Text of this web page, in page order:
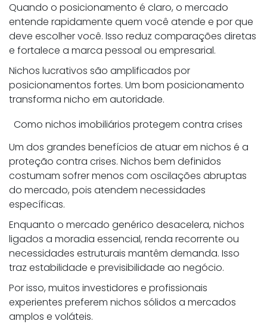
Quando o posicionamento é claro, o mercado
entende rapidamente quem você atende e por que
deve escolher você. Isso reduz comparações diretas
e fortalece a marca pessoal ou empresarial.
Nichos lucrativos são amplificados por
posicionamentos fortes. Um bom posicionamento
transforma nicho em autoridade.
Como nichos imobiliários protegem contra crises
Um dos grandes benefícios de atuar em nichos é a
proteção contra crises. Nichos bem definidos
costumam sofrer menos com oscilações abruptas
do mercado, pois atendem necessidades
específicas.
Enquanto o mercado genérico desacelera, nichos
ligados a moradia essencial, renda recorrente ou
necessidades estruturais mantêm demanda. Isso
traz estabilidade e previsibilidade ao negócio.
Por isso, muitos investidores e profissionais
experientes preferem nichos sólidos a mercados
amplos e voláteis.